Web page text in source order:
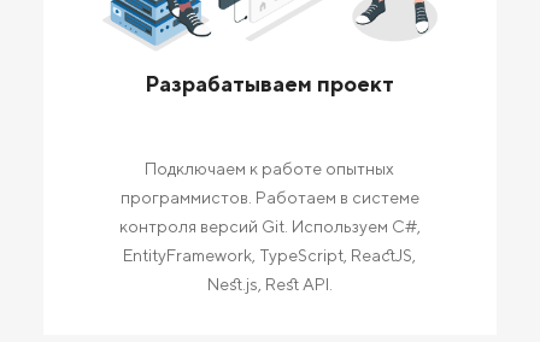
Разрабатываем проект
Подключаем к работе опытных
программистов. Работаем в системе
контроля версий Git. Используем C#,
EntityFramework, TypeScript, ReactJS,
Nest.js, Rest API.